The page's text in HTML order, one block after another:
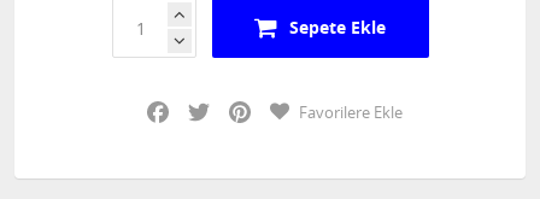
Sepete Ekle
Facebook
Twitter PinterestFavorilere Ekle